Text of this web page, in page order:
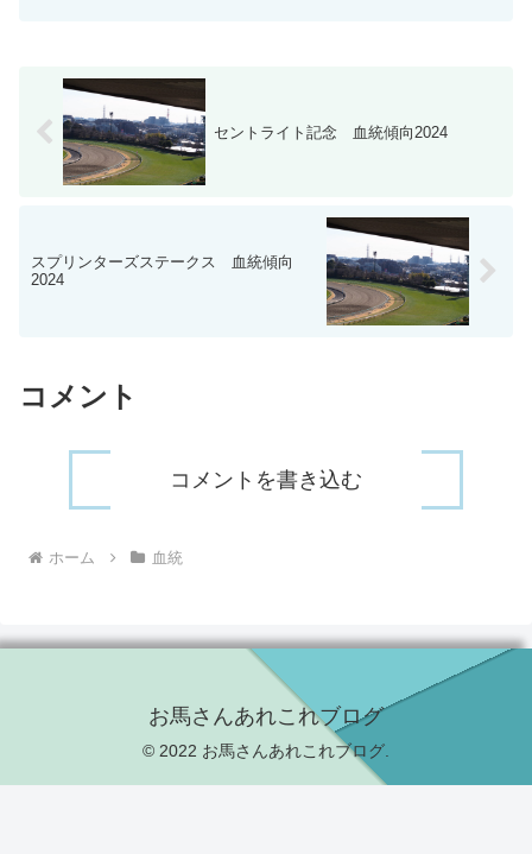
セントライト記念 血統傾向2024
スプリンターズステークス 血統傾向
2024
コメント
コメントを書き込む
ホーム 血統
お馬さんあれこれブログ
© 2022 お馬さんあれこれブログ.